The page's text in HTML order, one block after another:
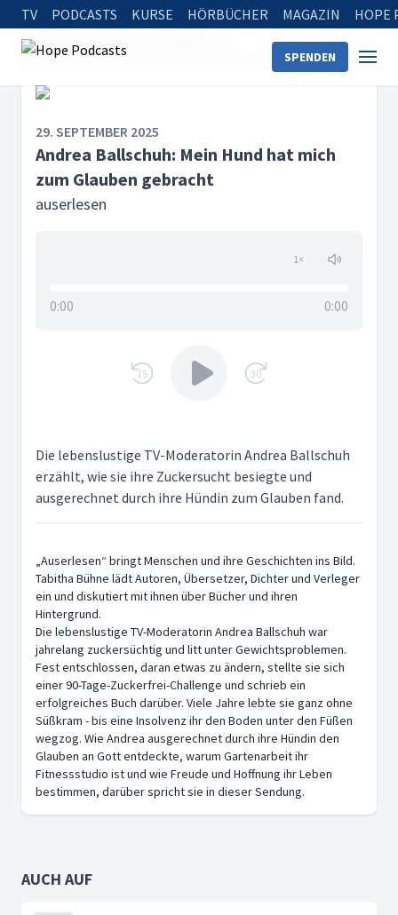
TV PODCASTS KURSE HÖRBÜCHER MAGAZIN HOPE
SPENDEN
Startseite
Andrea Ballschuh: Mein Hund hat mich zum Glauben gebracht
29. SEPTEMBER 2025
Andrea Ballschuh: Mein Hund hat mich
zum Glauben gebracht
auserlesen
1×
0:00 0:00
15 30
Die lebenslustige TV-Moderatorin Andrea Ballschuh
erzählt, wie sie ihre Zuckersucht besiegte und
ausgerechnet durch ihre Hündin zum Glauben fand.
„Auserlesen“ bringt Menschen und ihre Geschichten ins Bild.
Tabitha Bühne lädt Autoren, Übersetzer, Dichter und Verleger
ein und diskutiert mit ihnen über Bücher und ihren
Hintergrund.
Die lebenslustige TV-Moderatorin Andrea Ballschuh war
jahrelang zuckersüchtig und litt unter Gewichtsproblemen.
Fest entschlossen, daran etwas zu ändern, stellte sie sich
einer 90-Tage-Zuckerfrei-Challenge und schrieb ein
erfolgreiches Buch darüber. Viele Jahre lebte sie ganz ohne
Süßkram - bis eine Insolvenz ihr den Boden unter den Füßen
wegzog. Wie Andrea ausgerechnet durch ihre Hündin den
Glauben an Gott entdeckte, warum Gartenarbeit ihr
Fitnessstudio ist und wie Freude und Hoffnung ihr Leben
bestimmen, darüber spricht sie in dieser Sendung.
AUCH AUF